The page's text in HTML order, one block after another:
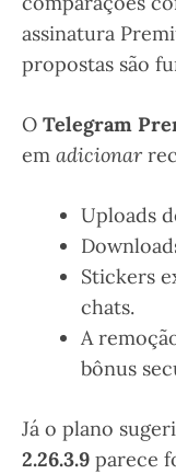
assinatura
propostas são
O Telegram
em adicionar
Uploads
Stickers
chats.
A
bônus
Já o plano
2.26.3.9 parece